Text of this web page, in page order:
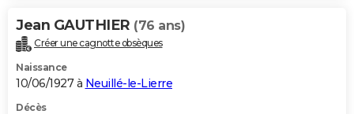
Jean GAUTHIER (76 ans)
Créer une cagnotte obsèques
Naissance
10/06/1927 à Neuillé-le-Lierre
Décès